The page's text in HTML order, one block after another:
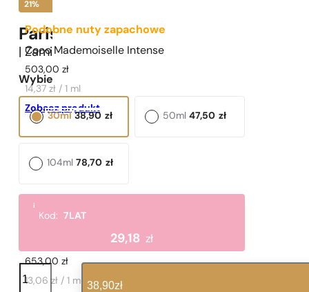
Podobne nuty zapachowe
Coco Mademoiselle Intense
503,00zł
14,37 zł / 1 ml
Zobacz produkt
Podobne nuty zapachowe
653,00zł
13,06 zł / 1 ml
21%
Paris Perfumes N° 644 -
| ZamiennikValentino Donna Born In Roma Yellow
Wybierz pojemność:
38,90 zł
30ml 47,50 zł
50ml
78,70 zł
104ml
i
Kod:7LAT
29,18 zł
ilość
N°
644
38,90zł